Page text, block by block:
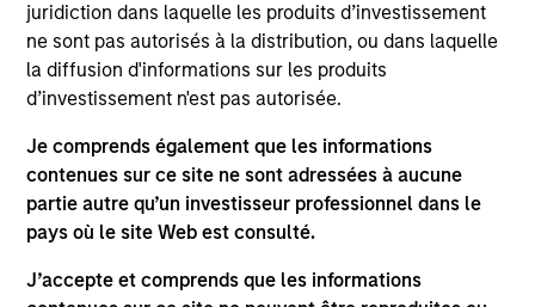
juridiction dans laquelle les produits d’investissement
ne sont pas autorisés à la distribution, ou dans laquelle
la diffusion d'informations sur les produits
d’investissement n'est pas autorisée.
Je comprends également que les informations
contenues sur ce site ne sont adressées à aucune
partie autre qu’un investisseur professionnel dans le
pays où le site Web est consulté.
J’accepte et comprends que les informations
Differentiators
1
Security Selection
We specialize in high quality securitized investing,
backed by single- and multi-family loans. Our approach